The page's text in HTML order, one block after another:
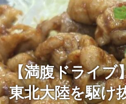
【満腹ドライブ
東北大陸を駆け